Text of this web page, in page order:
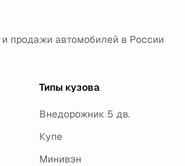
продажи автомобилей в России
Типы кузова
Внедорожник 5 дв.
Купе
Минивэн